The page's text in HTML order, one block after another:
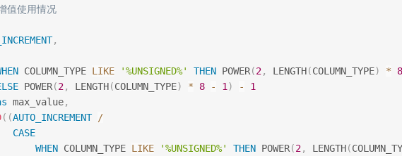
值使用情况
,
COLUMN_TYPE LIKE '%UNSIGNED%' THEN POWER(2, LENGTH(COLUMN_TYPE) * 8
POWER(2, LENGTH(COLUMN_TYPE) * 8 - 1 ) -
1
max_value,
( (AUTO_INCREMENT
/
CASE
WHEN COLUMN_TYPE LIKE '%UNSIGNED%' THEN POWER(2, LENGTH(